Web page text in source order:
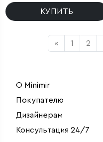
КУПИТЬ
« 1 2
О Minimir
Покупателю
Дизайнерам
Консультация 24/7